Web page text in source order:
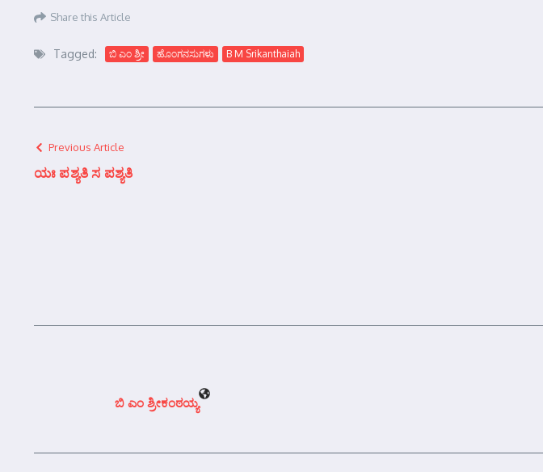
Share this Article
Tagged: ಬಿ ಎಂ ಶ್ರೀ ಹೊಂಗನಸುಗಳು B M Srikanthaiah
Previous Article
ಯಃ ಪಶ್ಯತಿ ಸ ಪಶ್ಯತಿ
ಬಿ ಎಂ ಶ್ರೀಕಂಠಯ್ಯ